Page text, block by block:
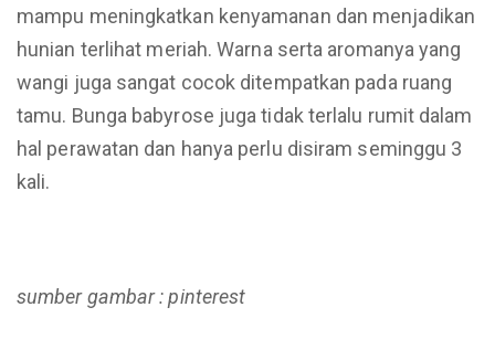
mampu meningkatkan kenyamanan dan menjadikan
hunian terlihat meriah. Warna serta aromanya yang
wangi juga sangat cocok ditempatkan pada ruang
tamu. Bunga babyrose juga tidak terlalu rumit dalam
hal perawatan dan hanya perlu disiram seminggu 3
kali.
sumber gambar : pinterest